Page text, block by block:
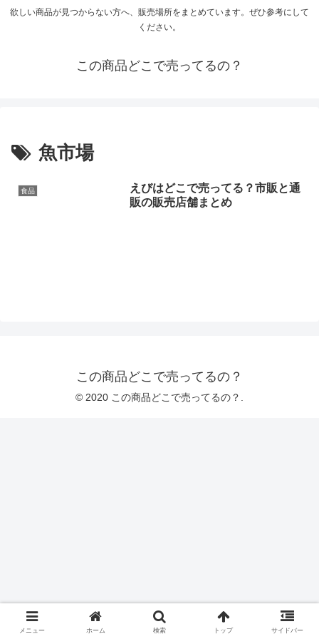
欲しい商品が見つからない方へ、販売場所をまとめています。ぜひ参考にして
ください。
この商品どこで売ってるの？
魚市場
食品
えびはどこで売ってる？市販と通
販の販売店舗まとめ
この商品どこで売ってるの？
© 2020 この商品どこで売ってるの？.
メニュー ホーム 検索 トップ サイドバー